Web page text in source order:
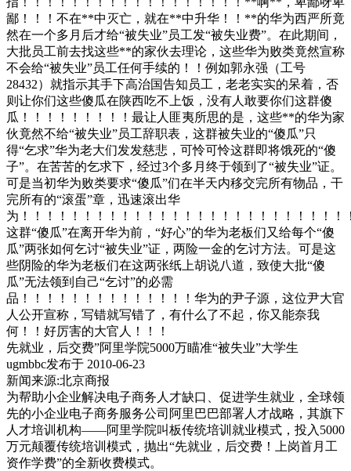
鄙！！！不在**中灭亡，就在**中升华！！**的华为西严所竟
然在一个多月后才给“被失业”员工发“被失业费”。在此期间，
大批员工前去找这些**的家伙去理论，这些华为败类竟然宣称
不会给“被失业”员工任何手续的！！例如郭永强（工号
28432）就指示其手下高治国告知员工，老老实实的呆着，否
则让你们这些傻瓜在陕西吃不上饭，没有人敢要你们这群傻
瓜！！！！！！！！！最让人匪夷所思的是，这些**的华为家
伙竟然不给“被失业”员工辞职表，这群被失业的“傻瓜”只
得“乞求”华为老大们发发慈悲，可怜可怜这群即将饿死的“傻
子”。在苦苦的乞求下，经过3个多月终于领到了“被失业”证。
可是当初华为败类要求“傻瓜”们在半天内移交完所有物品，干
完所有的“滚蛋”章，迅速滚出华
为！！！！！！！！！！！！！！！！！！！！！！！！！！
这群“傻瓜”在离开华为前，“好心”的华为老板们又给每个“傻
瓜”两张如何乞讨“被失业”证，两险一金的乞讨方法。可是这
些阴险的华为老板们在这两张纸上胡说八道，致使大批“傻
瓜”无法领到自己“乞讨”的必需
品！！！！！！！！！！！！！！华为的尹子源，这位尹大官
人公开宣称，写错就写错了，有什么了不起，你又能奈我
何！！好厉害的大官人！！！
先就业，后交费”阿里学院5000万瞄准“被失业”大学生
ugmbbc发布于 2010-06-23
新闻来源:北京商报
为帮助小企业解决电子商务人才缺口、促进学生就业，全球领
先的小企业电子商务服务公司阿里巴巴部署人才战略，其旗下
人才培训机构——阿里学院叫板传统培训就业模式，投入5000
万元颠覆传统培训模式，抛出“先就业，后交费！上岗首月工
资作学费”的全新收费模式。